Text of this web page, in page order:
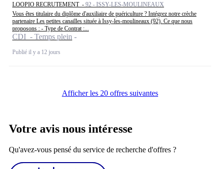
LOOPIO RECRUTEMENT - 92 - ISSY-LES-MOULINEAUX
Vous êtes titulaire du diplôme d'auxiliaire de puériculture ? Intégrez notre crèche
partenaire Les petites canailles située à Issy-les-moulineaux (92). Ce que nous
proposons : - Type de Contrat :...
CDI - Temps plein
Publié il y a 12 jours
Afficher les 20 offres suivantes
Votre avis nous intéresse
Qu'avez-vous pensé du service de recherche d'offres ?